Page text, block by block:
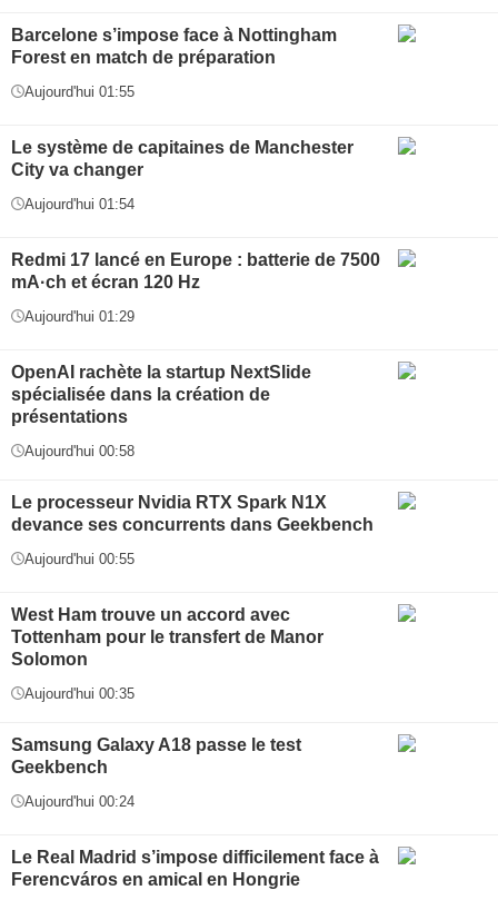
Barcelone s’impose face à Nottingham
Forest en match de préparation
Aujourd'hui 01:55
Le système de capitaines de Manchester
City va changer
Aujourd'hui 01:54
Redmi 17 lancé en Europe : batterie de 7500
mA·ch et écran 120 Hz
Aujourd'hui 01:29
OpenAI rachète la startup NextSlide
spécialisée dans la création de
présentations
Aujourd'hui 00:58
Le processeur Nvidia RTX Spark N1X
devance ses concurrents dans Geekbench
Aujourd'hui 00:55
West Ham trouve un accord avec
Tottenham pour le transfert de Manor
Solomon
Aujourd'hui 00:35
Samsung Galaxy A18 passe le test
Geekbench
Aujourd'hui 00:24
Le Real Madrid s’impose difficilement face à
Ferencváros en amical en Hongrie